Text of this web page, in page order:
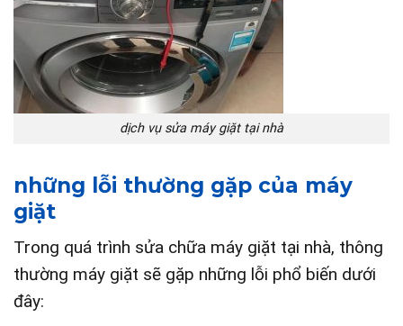
dịch vụ sửa máy giặt tại nhà
những lỗi thường gặp của máy
giặt
Trong quá trình sửa chữa máy giặt tại nhà, thông
thường máy giặt sẽ gặp những lỗi phổ biến dưới
đây: